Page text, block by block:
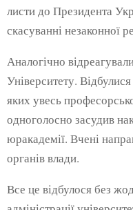
листи до Президента
скасуванні незаконної
Аналогічно
Університету.
яких увесь
одноголосно засудив
юракадемії. Вчені
органів влади.
Все це відбулося без